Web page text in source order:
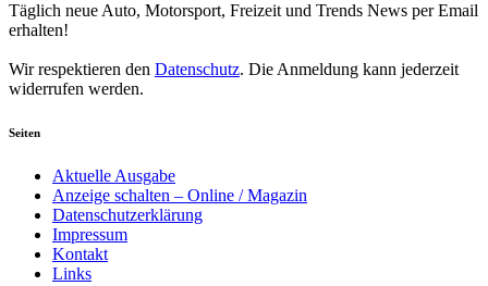
Täglich neue Auto, Motorsport, Freizeit und Trends News per Email
erhalten!
Wir respektieren den Datenschutz. Die Anmeldung kann jederzeit
widerrufen werden.
Seiten
Aktuelle Ausgabe
Anzeige schalten – Online / Magazin
Datenschutzerklärung
Impressum
Kontakt
Links